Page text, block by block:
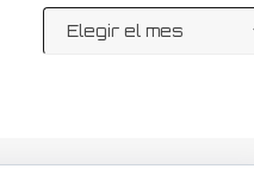
Archivos